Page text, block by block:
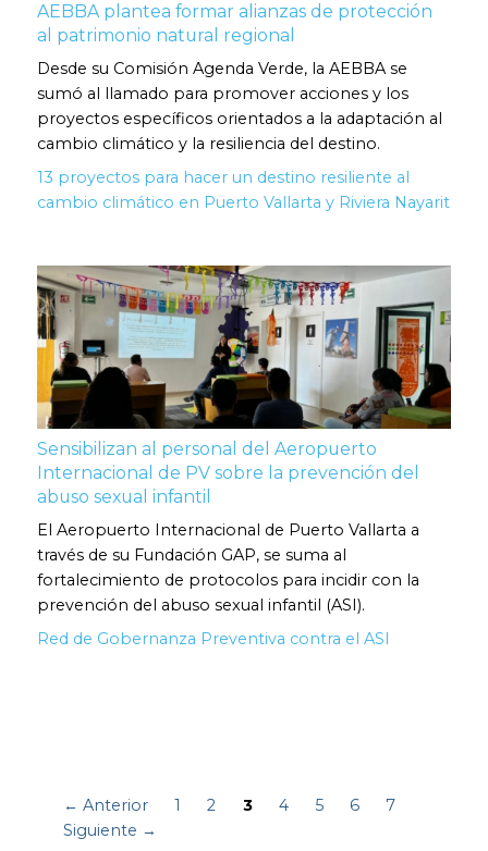
AEBBA plantea formar alianzas de protección
al patrimonio natural regional
Desde su Comisión Agenda Verde, la AEBBA se
sumó al llamado para promover acciones y los
proyectos específicos orientados a la adaptación al
cambio climático y la resiliencia del destino.
13 proyectos para hacer un destino resiliente al
cambio climático en Puerto Vallarta y Riviera Nayarit
Sensibilizan al personal del Aeropuerto
Internacional de PV sobre la prevención del
abuso sexual infantil
El Aeropuerto Internacional de Puerto Vallarta a
través de su Fundación GAP, se suma al
fortalecimiento de protocolos para incidir con la
prevención del abuso sexual infantil (ASI).
Red de Gobernanza Preventiva contra el ASI
← Anterior 1 2 3 4 5 6
7
Siguiente →